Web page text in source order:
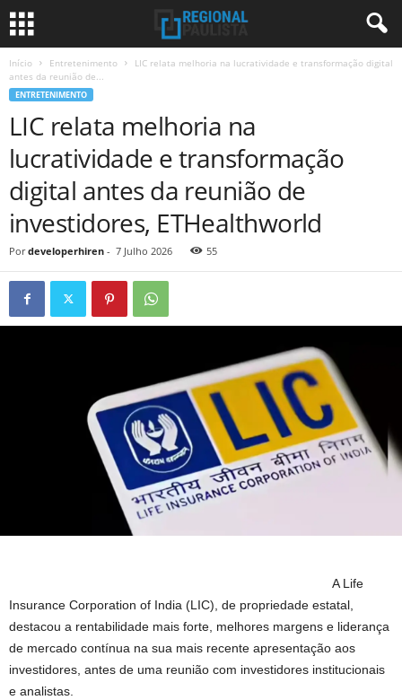
Início Entretenimento
LIC relata melhoria na lucratividade e transformação digital
antes da reunião de...
ENTRETENIMENTO
LIC relata melhoria na
lucratividade e transformação
digital antes da reunião de
investidores, ETHealthworld
Por developerhiren - 7 Julho 2026 55
A Life
Insurance Corporation of India (LIC), de propriedade estatal,
destacou a rentabilidade mais forte, melhores margens e liderança
de mercado contínua na sua mais recente apresentação aos
investidores, antes de uma reunião com investidores institucionais
e analistas.